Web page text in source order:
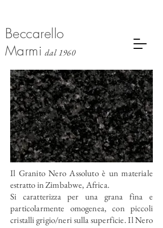
Beccarello
Marmi dal 1960
Il Granito Nero Assoluto è un materiale
estratto in Zimbabwe, Africa.
Si caratterizza per una grana fina e
particolarmente omogenea, con piccoli
cristalli grigio/neri sulla superficie. Il Nero